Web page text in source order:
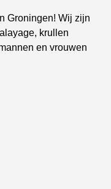
Groningen! Wij zijn
krullen
en vrouwen